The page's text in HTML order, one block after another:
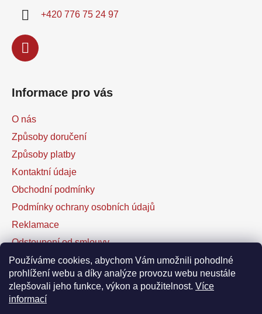
Používáme cookies, abychom Vám umožnili pohodlné
prohlížení webu a díky analýze provozu webu neustále
zlepšovali jeho funkce, výkon a použitelnost. Více
informací
+420 776 75 24 97
Informace pro vás
O nás
Způsoby doručení
Způsoby platby
Kontaktní údaje
Obchodní podmínky
Podmínky ochrany osobních údajů
Reklamace
Odstoupení od smlouvy
Kontaktní formulář
Facebook